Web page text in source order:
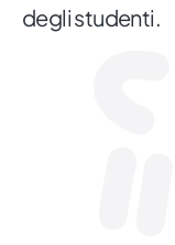
degli studenti.